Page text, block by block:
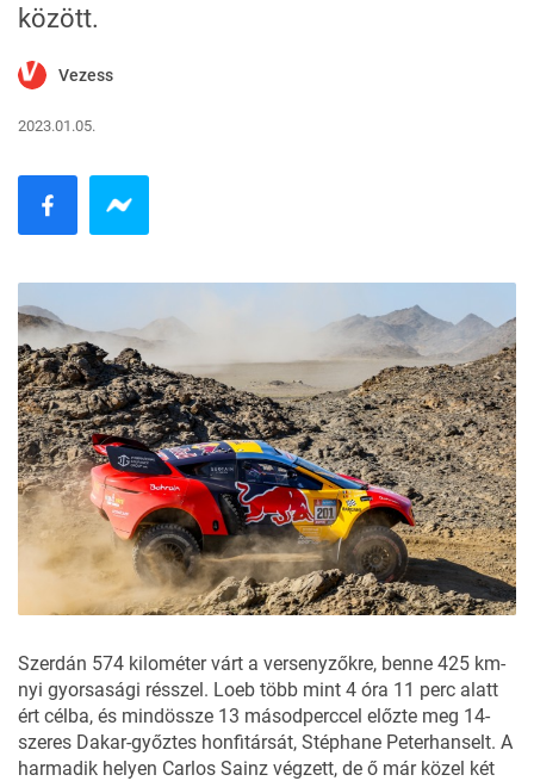
között.
Vezess
2023.01.05.
Szerdán 574 kilométer várt a versenyzőkre, benne 425 km-
nyi gyorsasági résszel. Loeb több mint 4 óra 11 perc alatt
ért célba, és mindössze 13 másodperccel előzte meg 14-
szeres Dakar-győztes honfitársát, Stéphane Peterhanselt. A
harmadik helyen Carlos Sainz végzett, de ő már közel két